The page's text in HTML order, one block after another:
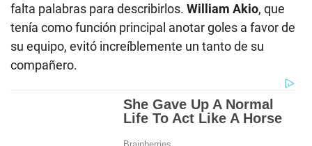
falta palabras para describirlos. William Akio, que
tenía como función principal anotar goles a favor de
su equipo, evitó increíblemente un tanto de su
compañero.